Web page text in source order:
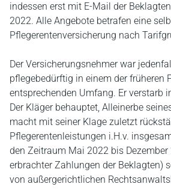
indessen erst mit E-Mail der
2022. Alle Angebote betrafen eine
Pflegerentenversicherung nach
Der Versicherungsnehmer war
pflegebedürftig in einem der früheren
entsprechenden Umfang. Er verstarb
Der Kläger behauptet, Alleinerbe
macht mit seiner Klage zuletzt
Pflegerentenleistungen i.H.v.
den Zeitraum Mai 2022 bis Dezember
erbrachter Zahlungen der Beklagten)
von außergerichtlichen